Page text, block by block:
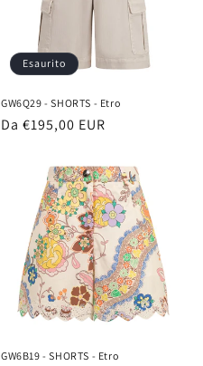
Esaurito
GW6Q29 - SHORTS - Etro
Prezzo
Da €195,00 EUR
GW6B19 - SHORTS - Etro